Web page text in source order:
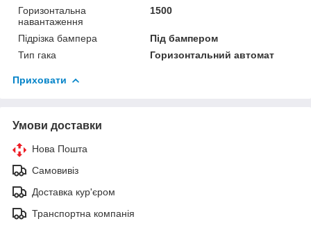
Горизонтальна
навантаження
1500
Підрізка бампера
Під бампером
Тип гака
Горизонтальний автомат
Приховати
Умови доставки
Нова Пошта
Самовивіз
Доставка кур'єром
Транспортна компанія